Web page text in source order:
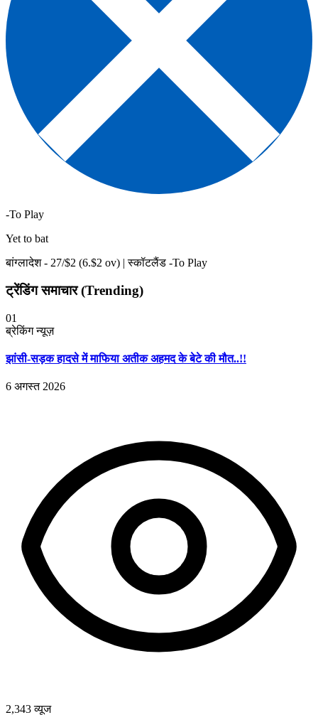
-To Play
Yet to bat
बांग्लादेश - 27/$2 (6.$2 ov) | स्कॉटलैंड -To Play
ट्रेंडिंग समाचार (Trending)
01
ब्रेकिंग न्यूज़
झांसी-सड़क हादसे में माफिया अतीक अहमद के बेटे की मौत..!!
6 अगस्त 2026
2,343व्यूज